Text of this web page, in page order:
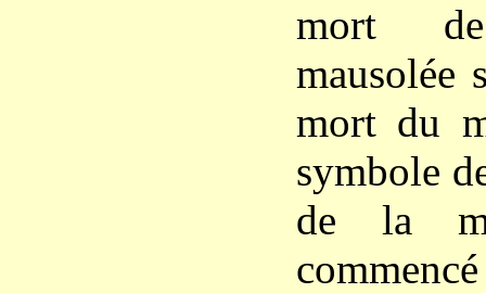
mort
mausolée
mort du
symbole
de la